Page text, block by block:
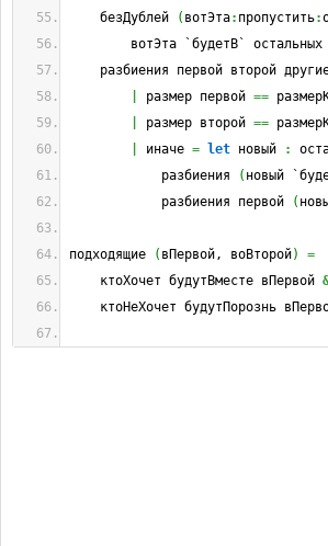
безДублей
( вотЭта: пропустить:
вотЭта `будетВ` остальных
разбиения первой второй
размер первой ==
размер второй ==
иначе = let новый :
разбиения
( новый
разбиения первой
(
подходящие ( вПервой, воВторой)
=
ктоХочет будутВместе вПервой
ктоНеХочет будутПорознь